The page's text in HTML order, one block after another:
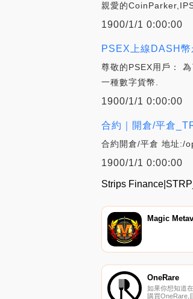
親愛的
1900/1/1 0:00:00
PSEX上線DASH
尊敬的PSEX用戶：
一種數字貨幣.
1900/1/1 0:00:00
合約｜開倉/平倉
合約開倉/平倉 地址:/
1900/1/1 0:00:00
Strips
Magic
OneRare
如果你想知道
購買OneRare,